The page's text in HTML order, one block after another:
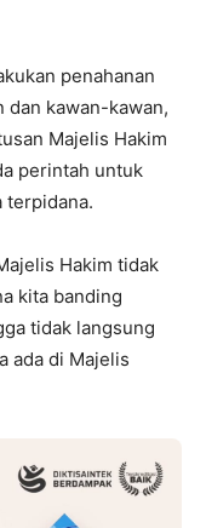
penahanan
dan kawan-kawan,
Majelis Hakim
perintah untuk
terpidana.
Hakim tidak
kita banding
tidak langsung
ada di Majelis